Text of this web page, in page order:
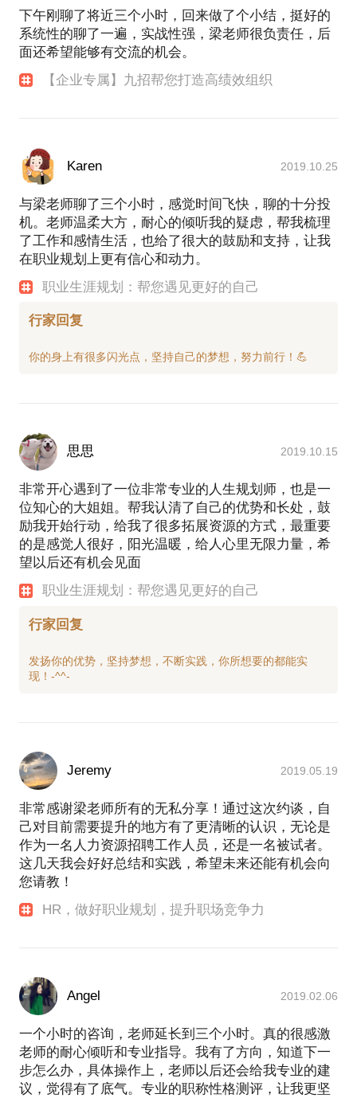
下午刚聊了将近三个小时，回来做了个小结，挺好的
系统性的聊了一遍，实战性强，梁老师很负责任，后
面还希望能够有交流的机会。
【企业专属】九招帮您打造高绩效组织
Karen 2019.10.25
与梁老师聊了三个小时，感觉时间飞快，聊的十分投
机。老师温柔大方，耐心的倾听我的疑虑，帮我梳理
了工作和感情生活，也给了很大的鼓励和支持，让我
在职业规划上更有信心和动力。
职业生涯规划：帮您遇见更好的自己
行家回复
思思 2019.10.15
非常开心遇到了一位非常专业的人生规划师，也是一
位知心的大姐姐。帮我认清了自己的优势和长处，鼓
励我开始行动，给我了很多拓展资源的方式，最重要
的是感觉人很好，阳光温暖，给人心里无限力量，希
望以后还有机会见面
职业生涯规划：帮您遇见更好的自己
行家回复
发扬你的优势，坚持梦想，不断实践，你所想要的都能实
Jeremy 2019.05.19
非常感谢梁老师所有的无私分享！通过这次约谈，自
己对目前需要提升的地方有了更清晰的认识，无论是
作为一名人力资源招聘工作人员，还是一名被试者。
这几天我会好好总结和实践，希望未来还能有机会向
您请教！
HR，做好职业规划，提升职场竞争力
Angel 2019.02.06
一个小时的咨询，老师延长到三个小时。真的很感激
老师的耐心倾听和专业指导。我有了方向，知道下一
步怎么办，具体操作上，老师以后还会给我专业的建
议，觉得有了底气。专业的职称性格测评，让我更坚